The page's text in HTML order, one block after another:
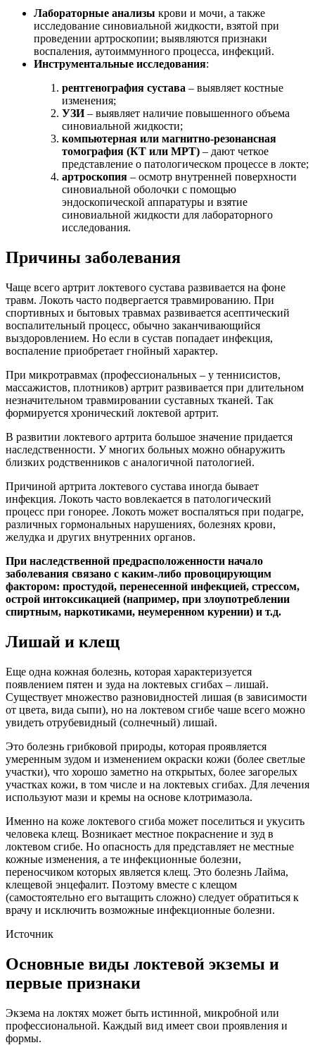
Лабораторные анализы крови и мочи, а также
исследование синовиальной жидкости, взятой при
проведении артроскопии; выявляются признаки
воспаления, аутоиммунного процесса, инфекций.
Инструментальные исследования:
рентгенография сустава – выявляет костные
изменения;
УЗИ– выявляет наличие повышенного объема
синовиальной жидкости;
компьютерная или магнитно-резонансная
томография (КТ или МРТ) – дают четкое
представление о патологическом процессе в локте;
артроскопия – осмотр внутренней поверхности
синовиальной оболочки с помощью
эндоскопической аппаратуры и взятие
синовиальной жидкости для лабораторного
исследования.
Причины заболевания
Чаще всего артрит локтевого сустава развивается на фоне
травм. Локоть часто подвергается травмированию. При
спортивных и бытовых травмах развивается асептический
воспалительный процесс, обычно заканчивающийся
выздоровлением. Но если в сустав попадает инфекция,
воспаление приобретает гнойный характер.
При микротравмах (профессиональных – у теннисистов,
массажистов, плотников) артрит развивается при длительном
незначительном травмировании суставных тканей. Так
формируется хронический локтевой артрит.
В развитии локтевого артрита большое значение придается
наследственности. У многих больных можно обнаружить
близких родственников с аналогичной патологией.
Причиной артрита локтевого сустава иногда бывает
инфекция. Локоть часто вовлекается в патологический
процесс при гонорее. Локоть может воспаляться при подагре,
различных гормональных нарушениях, болезнях крови,
желудка и других внутренних органов.
При наследственной предрасположенности начало
заболевания связано с каким-либо провоцирующим
фактором: простудой, перенесенной инфекцией, стрессом,
острой интоксикацией (например, при злоупотреблении
спиртным, наркотиками, неумеренном курении) и т.д.
Лишай и клещ
Еще одна кожная болезнь, которая характеризуется
появлением пятен и зуда на локтевых сгибах – лишай.
Существует множество разновидностей лишая (в зависимости
от цвета, вида сыпи), но на локтевом сгибе чаше всего можно
увидеть отрубевидный (солнечный) лишай.
Это болезнь грибковой природы, которая проявляется
умеренным зудом и изменением окраски кожи (более светлые
участки), что хорошо заметно на открытых, более загорелых
участках кожи, в том числе и на локтевых сгибах. Для лечения
используют мази и кремы на основе клотримазола.
Именно на коже локтевого сгиба может поселиться и укусить
человека клещ. Возникает местное покраснение и зуд в
локтевом сгибе. Но опасность для представляет не местные
кожные изменения, а те инфекционные болезни,
переносчиком которых является клещ. Это болезнь Лайма,
клещевой энцефалит. Поэтому вместе с клещом
(самостоятельно его вытащить сложно) следует обратиться к
врачу и исключить возможные инфекционные болезни.
Источник
Основные виды локтевой экземы и
первые признаки
Экзема на локтях может быть истинной, микробной или
профессиональной. Каждый вид имеет свои проявления и
формы.